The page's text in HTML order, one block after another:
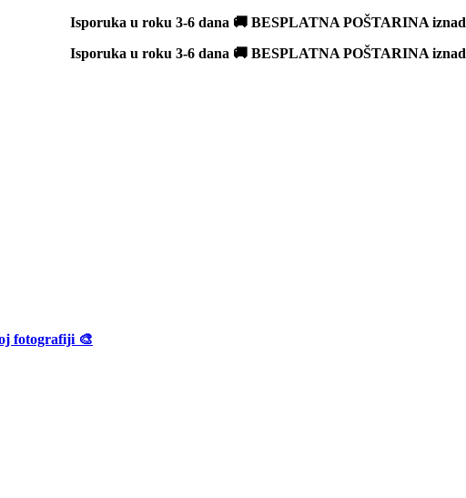
Isporuka u roku 3-6 dana 🚚 BESPLATNA POŠTARINA iznad
Isporuka u roku 3-6 dana 🚚 BESPLATNA POŠTARINA iznad
fotografiji 🎨